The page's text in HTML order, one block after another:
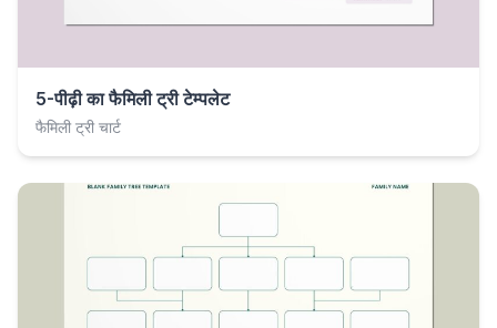
5-पीढ़ी का फैमिली ट्री टेम्पलेट
फैमिली ट्री चार्ट